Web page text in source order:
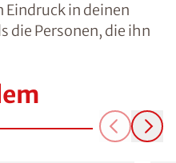
Eindruck in deinen
die Personen, die ihn